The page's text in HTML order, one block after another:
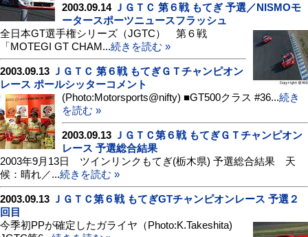
2003.09.14 ＪＧＴＣ 第６戦 もてぎ 予選／NISMOモ
ータースポーツニュースフラッシュ
全日本GT選手権シリーズ（JGTC） 第６戦
「MOTEGI GT CHAM...続きを読む »
2003.09.13 ＪＧＴＣ 第６戦 もてぎＧＴチャンピオン
レース ポールシッターコメント
(Photo:Motorsports@nifty) ■GT500クラス #36...続き
を読む »
2003.09.13 ＪＧＴＣ第６戦 もてぎＧＴチャンピオン
レース 予選総合結果
2003年9月13日 ツインリンクもてぎ(栃木県) 予選総合結果 天
候：晴れ／...続きを読む »
2003.09.13 ＪＧＴＣ第６戦 もてぎGTチャンピオンレース 予選２
回目
今季初PPが確定したガライヤ（Photo:K.Takeshita)